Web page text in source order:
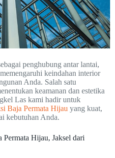
penghubung antar lantai,
keindahan interior
Anda. Salah satu
keamanan dan estetika
Las kami hadir untuk
Baja Permata Hijau yang kuat,
kebutuhan Anda.
Hijau, Jaksel dari